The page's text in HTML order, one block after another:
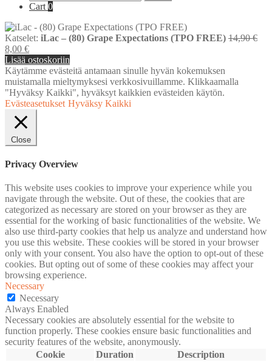
Cart 0
Katselet: iLac – (80) Grape Expectations (TPO FREE) 14,90€
8,00 €Nykyinen
hinta
on:
8,00 €.
Lisää ostoskoriin
Käytämme evästeitä antamaan sinulle hyvän kokemuksen
muistamalla mieltymyksesi verkkosivuillamme. Klikkaamalla
"Hyväksy Kaikki", hyväksyt kaikkien evästeiden käytön.
Evästeasetukset Hyväksy Kaikki
Close
Privacy Overview
This website uses cookies to improve your experience while you
navigate through the website. Out of these, the cookies that are
categorized as necessary are stored on your browser as they are
essential for the working of basic functionalities of the website. We
also use third-party cookies that help us analyze and understand how
you use this website. These cookies will be stored in your browser
only with your consent. You also have the option to opt-out of these
cookies. But opting out of some of these cookies may affect your
browsing experience.
Necessary
Necessary
Always Enabled
Necessary cookies are absolutely essential for the website to
function properly. These cookies ensure basic functionalities and
security features of the website, anonymously.
Cookie
Duration Description